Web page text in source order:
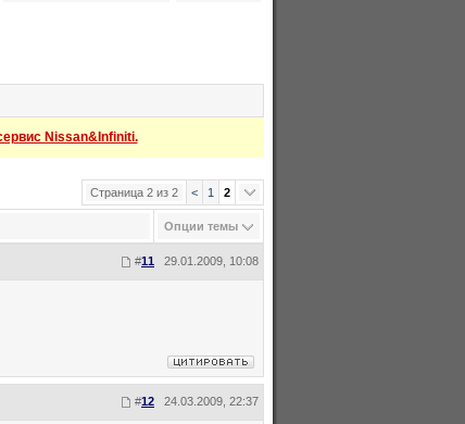
Nissan&Infiniti.
Страница 2 из 2 < 1 2
Опции темы
#11 29.01.2009, 10:08
#12 24.03.2009, 22:37